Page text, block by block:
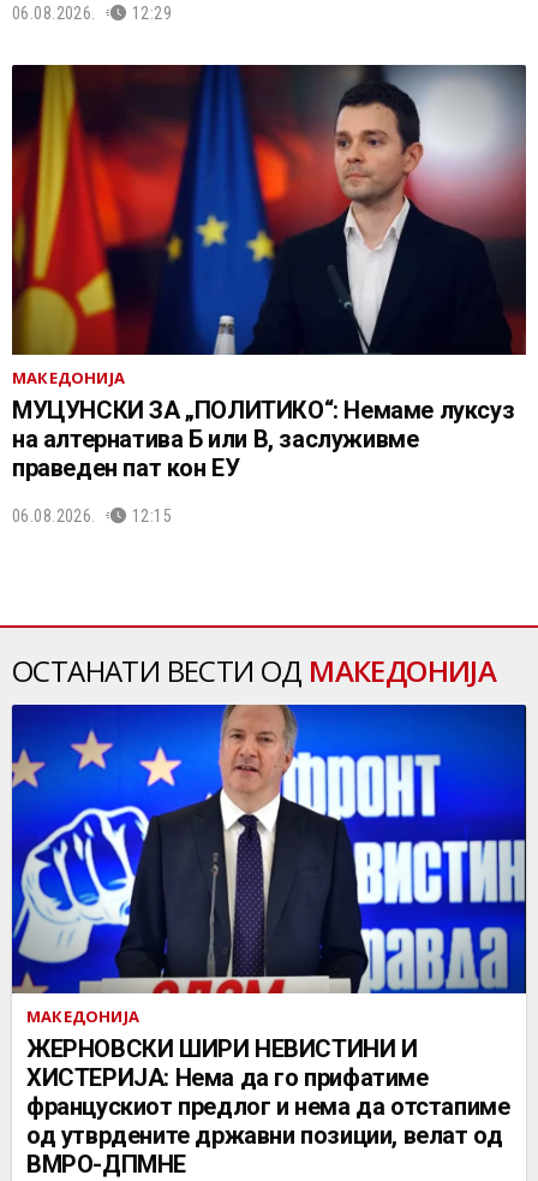
06.08.2026. 12:29
МАКЕДОНИЈА
МУЦУНСКИ ЗА „ПОЛИТИКО“: Немаме луксуз
на алтернатива Б или В, заслуживме
праведен пат кон ЕУ
06.08.2026. 12:15
ОСТАНАТИ ВЕСТИ ОД МАКЕДОНИЈА
МАКЕДОНИЈА
ЖЕРНОВСКИ ШИРИ НЕВИСТИНИ И
ХИСТЕРИЈА: Нема да го прифатиме
францускиот предлог и нема да отстапиме
од утврдените државни позиции, велат од
ВМРО-ДПМНЕ